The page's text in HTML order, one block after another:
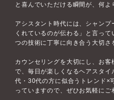
と喜んでいただける瞬間が、何よ
アシスタント時代には、シャン
くれているのが伝わる」と言っ
つの技術に丁寧に向き合う大切さ
カウンセリングを大切にし、お客
で、毎日が楽しくなるヘアスタ
代・30代の方に似合うトレンド×
っていますので、ぜひお気軽にご